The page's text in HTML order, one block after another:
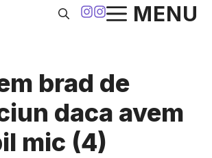
MENU
brad de
daca avem
mic (4)